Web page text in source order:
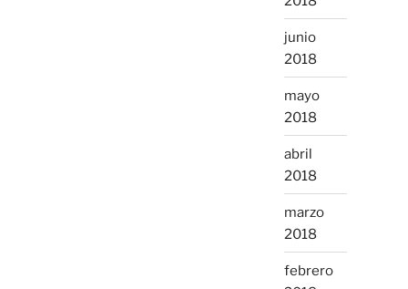
junio
2018
mayo
2018
abril
2018
marzo
2018
febrero